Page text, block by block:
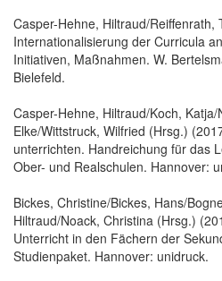
Casper-Hehne, Hiltraud/Reiffenrath,
Internationalisierung der Curricula
Initiativen, Maßnahmen. W.
Bielefeld.
Casper-Hehne, Hiltraud/Koch,
Elke/Wittstruck, Wilfried (Hrsg.)
unterrichten. Handreichung für das
Ober- und Realschulen. Hannover:
Bickes, Christine/Bickes, Hans/
Hiltraud/Noack, Christina (Hrsg.)
Unterricht in den Fächern der
Studienpaket. Hannover: unidruck.